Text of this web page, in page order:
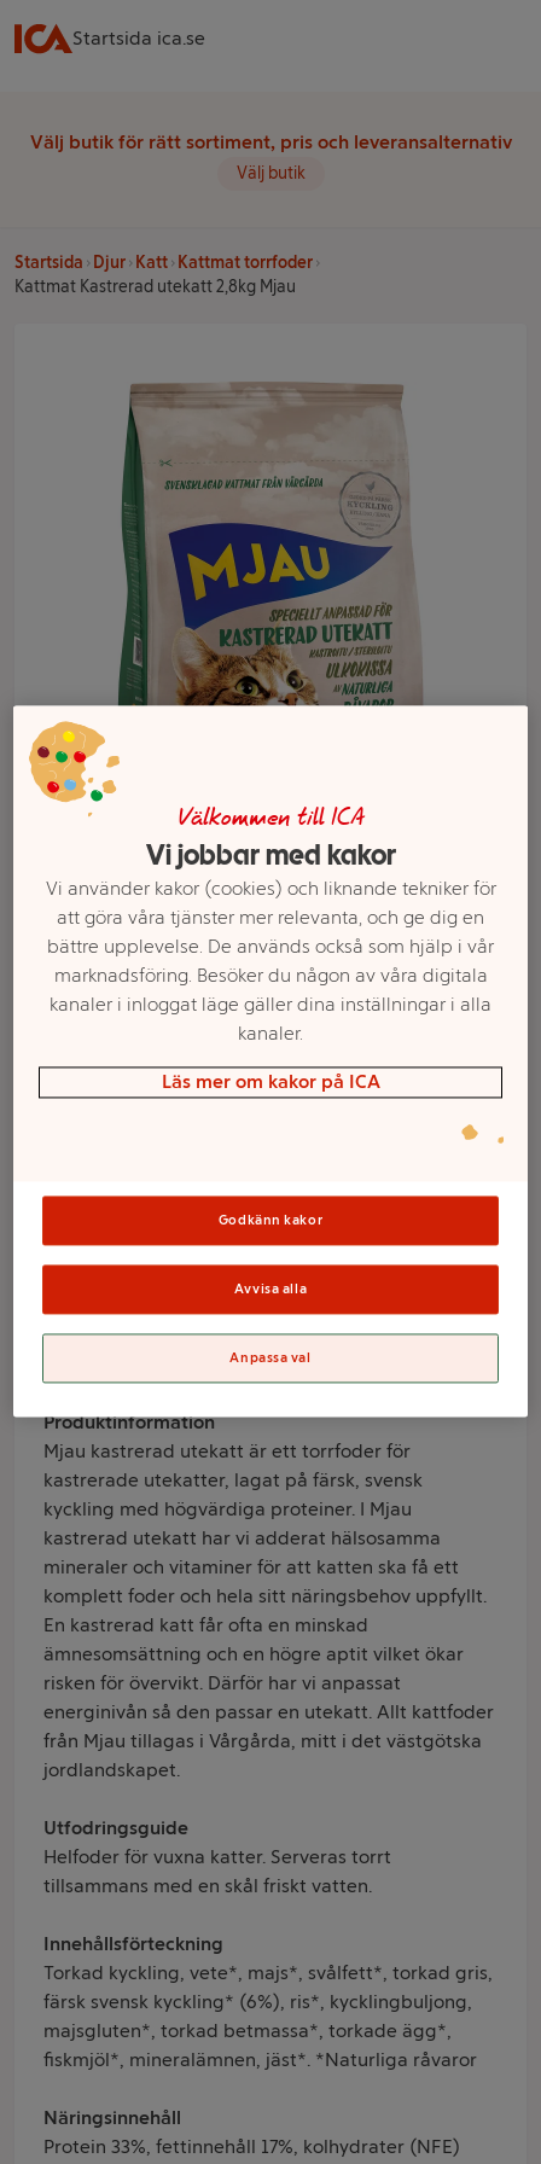
Startsida ica.se
Välj butik för rätt sortiment, pris och leveransalternativ
Välj butik
Startsida Djur Katt
Kattmat torrfoder
Kattmat Kastrerad utekatt 2,8kg Mjau
Kattmat
Kastrerad utekatt
Mjau
Produktinformation
Information från leverantör
Produktinformation
Mjau kastrerad utekatt är ett torrfoder för
kastrerade utekatter, lagat på färsk, svensk
kyckling med högvärdiga proteiner. I Mjau
kastrerad utekatt har vi adderat hälsosamma
mineraler och vitaminer för att katten ska få ett
komplett foder och hela sitt näringsbehov uppfyllt.
En kastrerad katt får ofta en minskad
ämnesomsättning och en högre aptit vilket ökar
risken för övervikt. Därför har vi anpassat
energinivån så den passar en utekatt. Allt kattfoder
från Mjau tillagas i Vårgårda, mitt i det västgötska
jordlandskapet.
Utfodringsguide
Helfoder för vuxna katter. Serveras torrt
tillsammans med en skål friskt vatten.
Innehållsförteckning
Torkad kyckling, vete*, majs*, svålfett*, torkad gris,
färsk svensk kyckling* (6%), ris*, kycklingbuljong,
majsgluten*, torkad betmassa*, torkade ägg*,
fiskmjöl*, mineralämnen, jäst*. *Naturliga råvaror
Näringsinnehåll
Protein 33%, fettinnehåll 17%, kolhydrater (NFE)
Välj butik och handla
Sortimentet kan variera mellan butikerna
Välkommen till ICA
Vi jobbar med kakor
Vi använder kakor (cookies) och liknande tekniker för
att göra våra tjänster mer relevanta, och ge dig en
bättre upplevelse. De används också som hjälp i vår
marknadsföring. Besöker du någon av våra digitala
kanaler i inloggat läge gäller dina inställningar i alla
kanaler.
Läs mer om kakor på ICA
Godkänn kakor
Avvisa alla
Anpassa val